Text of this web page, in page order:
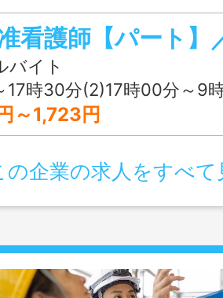
の相談可 ＊週１～４日で
勤のみの勤務や夜勤のみ
わせた 時間帯での勤
務の変更範囲：法人の定
バイト
17時30分(2)17時00分～9
～1,723円
の企業の求人をすべて